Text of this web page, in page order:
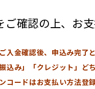
ご確認の上、お
入金確認後、申込み完了と
振込み」「クレジット」ど
コードはお支払い方法登